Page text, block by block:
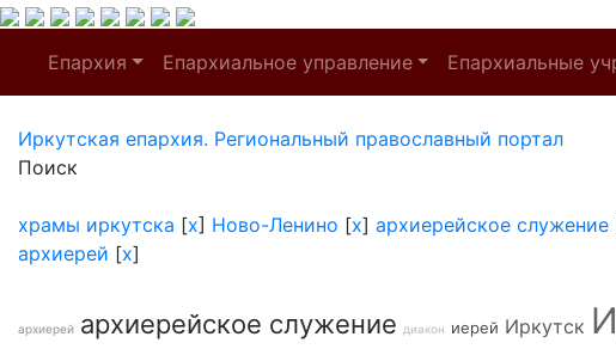
Епархия Епархиальное управление Епархиальные
Иркутская епархия. Региональный православный портал
Поиск
храмы иркутска [x] Ново-Ленино [x] архиерейское служение
архиерей [x]
архиерей архиерейское служение диакон иерей Иркутск